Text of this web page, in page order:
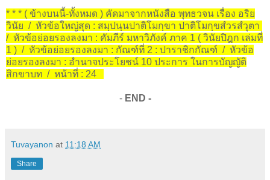
* * * ( ข้างบนนี้-ทั้งหมด ) คัดมาจากหนังสือ พุทธวจน เรื่อง อริย
วินัย / หัวข้อใหญ่สุด : สมฺปนฺนปาติโมกฺขา ปาติโมกฺขสํวรสํวุตา
/ หัวข้อย่อยรองลงมา : คัมภีร์ มหาวิภังค์ ภาค 1 ( วินัยปิฎก เล่มที่
1 ) / หัวข้อย่อยรองลงมา : กัณฑ์ที่ 2 : ปาราชิกกัณฑ์ / หัวข้อ
ย่อยรองลงมา : อำนาจประโยชน์ 10 ประการ ในการบัญญัติ
สิกขาบท / หน้าที่ : 24
-END -
Tuvayanon at 11:18 AM
Share